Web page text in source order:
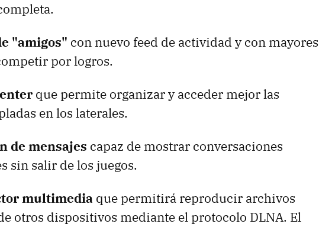
"amigos" con nuevo feed de actividad y con mayores
por logros.
que permite organizar y acceder mejor las
en los laterales.
de mensajes capaz de mostrar conversaciones
sin salir de los juegos.
multimedia que permitirá reproducir archivos
otros dispositivos mediante el protocolo DLNA. El